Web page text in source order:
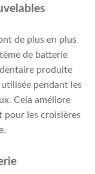
de plus en plus
de batterie
produite
pendant les
Cela améliore
pour les croisières